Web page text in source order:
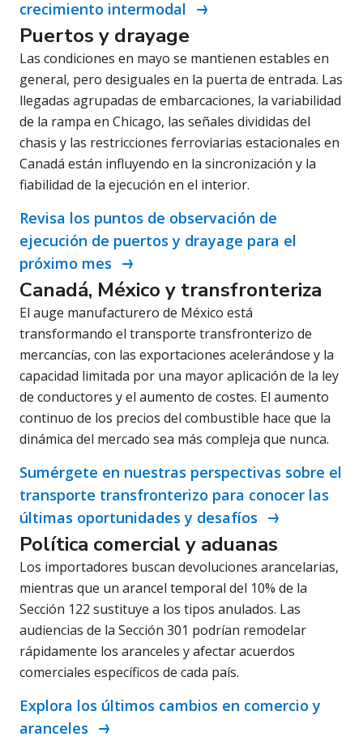
crecimiento intermodal
Puertos y drayage
Las condiciones en mayo se mantienen estables en
general, pero desiguales en la puerta de entrada. Las
llegadas agrupadas de embarcaciones, la variabilidad
de la rampa en Chicago, las señales divididas del
chasis y las restricciones ferroviarias estacionales en
Canadá están influyendo en la sincronización y la
fiabilidad de la ejecución en el interior.
Revisa los puntos de observación de
ejecución de puertos y drayage para el
próximo mes
Canadá, México y transfronteriza
El auge manufacturero de México está
transformando el transporte transfronterizo de
mercancías, con las exportaciones acelerándose y la
capacidad limitada por una mayor aplicación de la ley
de conductores y el aumento de costes. El aumento
continuo de los precios del combustible hace que la
dinámica del mercado sea más compleja que nunca.
Sumérgete en nuestras perspectivas sobre el
transporte transfronterizo para conocer las
últimas oportunidades y desafíos
Política comercial y aduanas
Los importadores buscan devoluciones arancelarias,
mientras que un arancel temporal del 10% de la
Sección 122 sustituye a los tipos anulados. Las
audiencias de la Sección 301 podrían remodelar
rápidamente los aranceles y afectar acuerdos
comerciales específicos de cada país.
Explora los últimos cambios en comercio y
aranceles